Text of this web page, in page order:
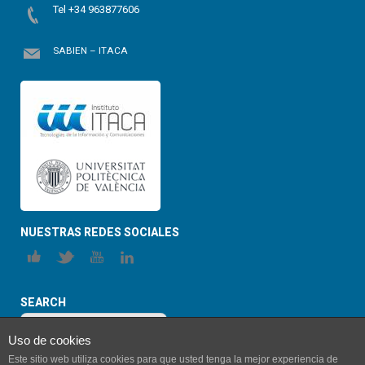
Tel +34 963877606
SABIEN – ITACA
NUESTRAS REDES SOCIALES
SEARCH
Uso de cookies
Este sitio web utiliza cookies para que usted tenga la mejor experiencia de